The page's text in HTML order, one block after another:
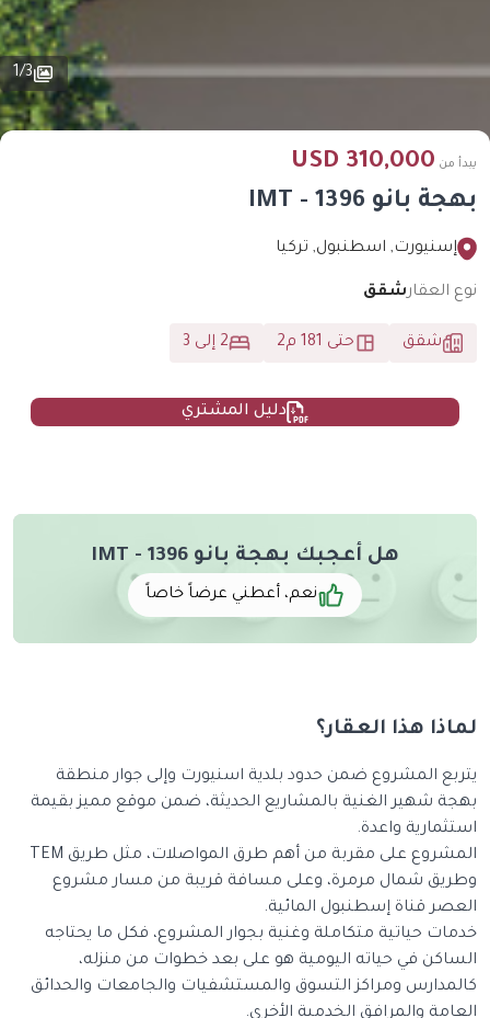
1/3
بهجة بانو 1396 - IMT
يبدأ من 310,000 USD
إسنيورت, اسطنبول, تركيا
نوع العقارشقق
شقق حتى 181 م2 2 إلى 3
دليل المشتري
هل أعجبك بهجة بانو 1396 - IMT
نعم، أعطني عرضاً خاصاً
لماذا هذا العقار؟
يتربع المشروع ضمن حدود بلدية اسنيورت وإلى جوار منطقة
بهجة شهير الغنية بالمشاريع الحديثة، ضمن موقع مميز بقيمة
استثمارية واعدة.
المشروع على مقربة من أهم طرق المواصلات، مثل طريق TEM
وطريق شمال مرمرة، وعلى مسافة قريبة من مسار مشروع
العصر قناة إسطنبول المائية.
خدمات حياتية متكاملة وغنية بجوار المشروع، فكل ما يحتاجه
الساكن في حياته اليومية هو على بعد خطوات من منزله،
كالمدارس ومراكز التسوق والمستشفيات والجامعات والحدائق
العامة والمرافق الخدمية الأخرى.